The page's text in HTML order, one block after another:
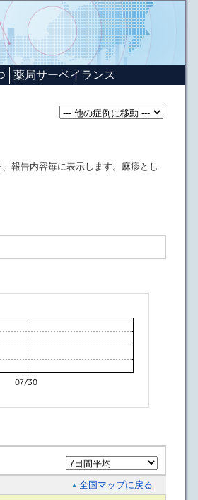
薬局サーベイランス
報告内容毎に表示します。麻疹とし
全国マップに戻る